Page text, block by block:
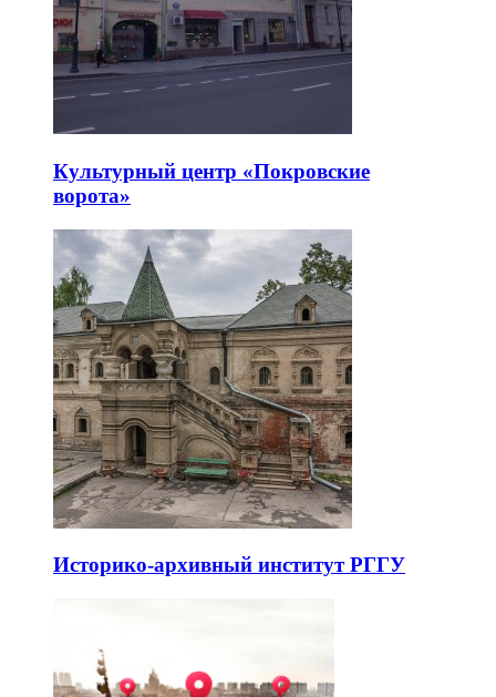
Культурный центр «Покровские
ворота»
Историко-архивный институт РГГУ